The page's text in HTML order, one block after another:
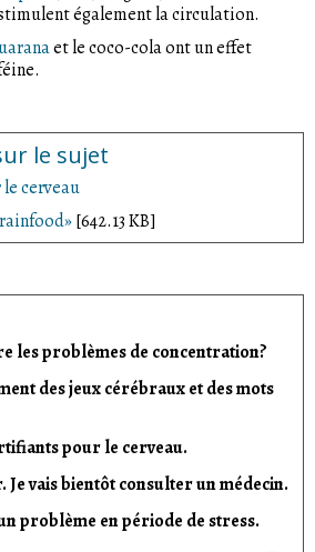
également la circulation.
et le coco-cola ont un effet
le sujet
cerveau
[642.13 KB]
les problèmes de concentration?
des jeux cérébraux et des mots
pour le cerveau.
Je vais bientôt consulter un médecin.
problème en période de stress.